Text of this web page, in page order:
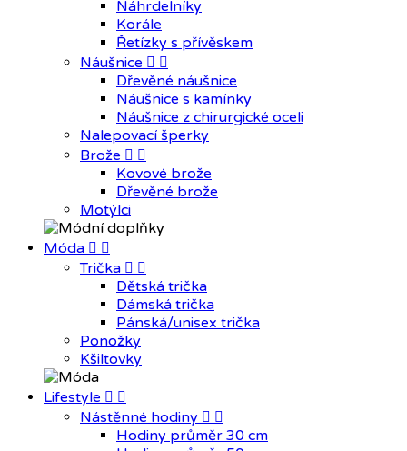
Náhrdelníky
Korále
Řetízky s přívěskem
Náušnice  
Dřevěné náušnice
Náušnice s kamínky
Náušnice z chirurgické oceli
Nalepovací šperky
Brože  
Kovové brože
Dřevěné brože
Motýlci
Móda  
Trička  
Dětská trička
Dámská trička
Pánská/unisex trička
Ponožky
Kšiltovky
Lifestyle  
Nástěnné hodiny  
Hodiny průměr 30 cm